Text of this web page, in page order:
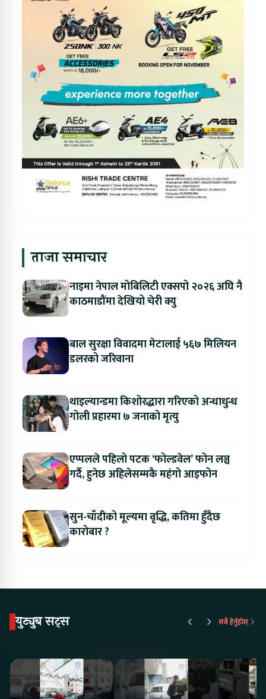
ताजा समाचार
नाइमा नेपाल मोबिलिटी एक्सपो २०२६ अघि नै
काठमाडौंमा देखियो चेरी क्यु
बाल सुरक्षा विवादमा मेटालाई ५६७ मिलियन
डलरको जरिवाना
थाइल्यान्डमा किशोरद्धारा गरिएको अन्धाधुन्ध
गोली प्रहारमा ७ जनाको मृत्यु
एप्पलले पहिलो पटक ‘फोल्डवेल’ फोन लञ्च
गर्दै, हुनेछ अहिलेसम्मकै महंगो आइफोन
सुन-चाँदीको मूल्यमा वृद्धि, कतिमा हुँदैछ
कारोबार ?
युट्युब सट्स सबै हेर्नुहोस्